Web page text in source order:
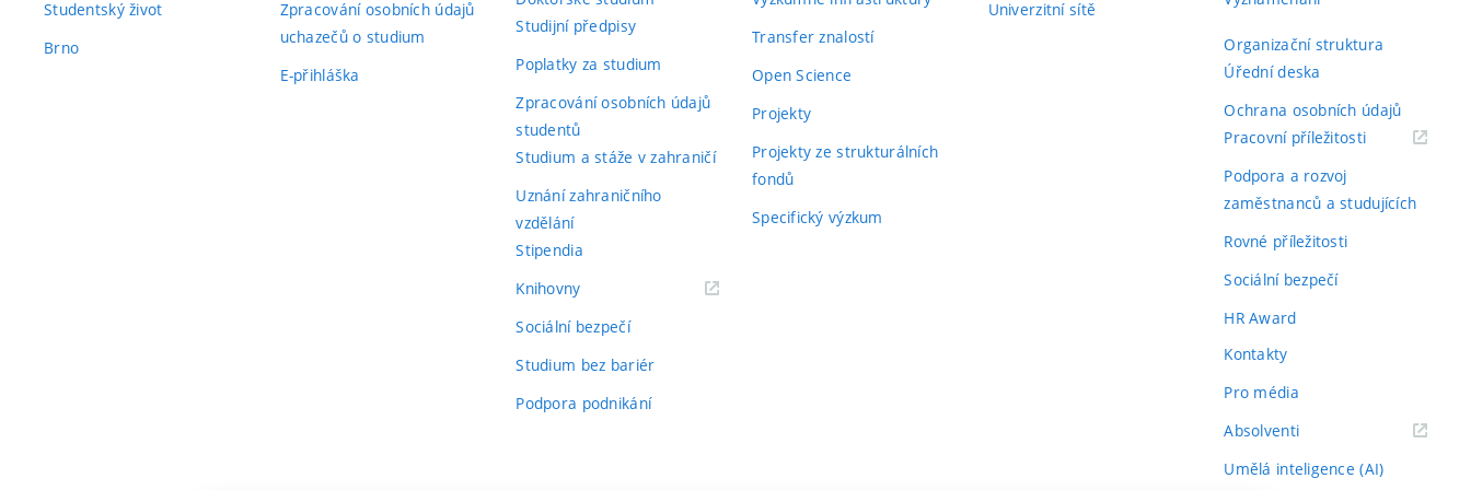
činnost,
ocenění
Výsledný počet bodů navržený vedoucím:
Tyto nedostatky byly dle studenta způsobeny nedostatkem času při dokončování a
nečekanými komplikacemi během implementace. Výstup této práce je ale podle mého
názoru i v takto omezené podobě stále přínosný.
Rozsah
zprávy
Kapitola o experimentech a vyhodnocení je velmi krátká. Jinak je ale práce v obvyklém
Prezentační
úroveň
technické
Práce je velmi dobře strukturovaná a úrovní vyjadřování se blíží k odborným článkům. 95
Práce je psána dobrou angličtinou až na pár překlepů a pár výskytů drobných nedostatků
Studentský život
Brno
Zpracování osobních údajů
uchazečů o studium
E-přihláška
Studijní předpisy
Poplatky za studium
Zpracování osobních údajů
studentů
Studium a stáže v zahraničí
Uznání zahraničního
vzdělání
Stipendia
Knihovny(externí
Sociální bezpečí
Studium bez bariér
Podpora podnikání
Transfer znalostí
Open Science
Projekty
Projekty ze strukturálních
fondů
Specifický výzkum
Univerzitní sítě
Organizační struktura
Úřední deska
Ochrana osobních údajů
Pracovní příležitosti(externí
Podpora a rozvoj
zaměstnanců a studujících
Rovné příležitosti
Sociální bezpečí
HR Award
Kontakty
Pro média
Absolventi(externí
Umělá inteligence (AI)